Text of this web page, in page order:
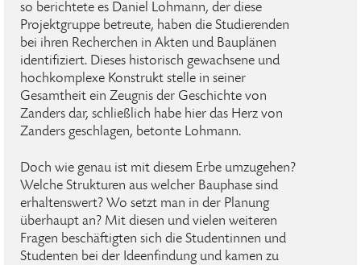
so berichtete es Daniel Lohmann, der diese
Projektgruppe betreute, haben die Studierenden
bei ihren Recherchen in Akten und Bauplänen
identifiziert. Dieses historisch gewachsene und
hochkomplexe Konstrukt stelle in seiner
Gesamtheit ein Zeugnis der Geschichte von
Zanders dar, schließlich habe hier das Herz von
Zanders geschlagen, betonte Lohmann.
Doch wie genau ist mit diesem Erbe umzugehen?
Welche Strukturen aus welcher Bauphase sind
erhaltenswert? Wo setzt man in der Planung
überhaupt an? Mit diesen und vielen weiteren
Fragen beschäftigten sich die Studentinnen und
Studenten bei der Ideenfindung und kamen zu